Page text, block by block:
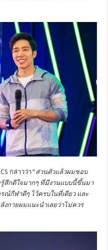
กล่าวว่า“ ส่วนตัวแล้วผมชอบ
รู้สึกดีใจมากๆ ที่มีงานแบบนี้ขึ้นมา
ณ์กีฬาดีๆ ไว้ครบในที่เดียว และ
งกายผมแนะนำเลยว่าไม่ควร